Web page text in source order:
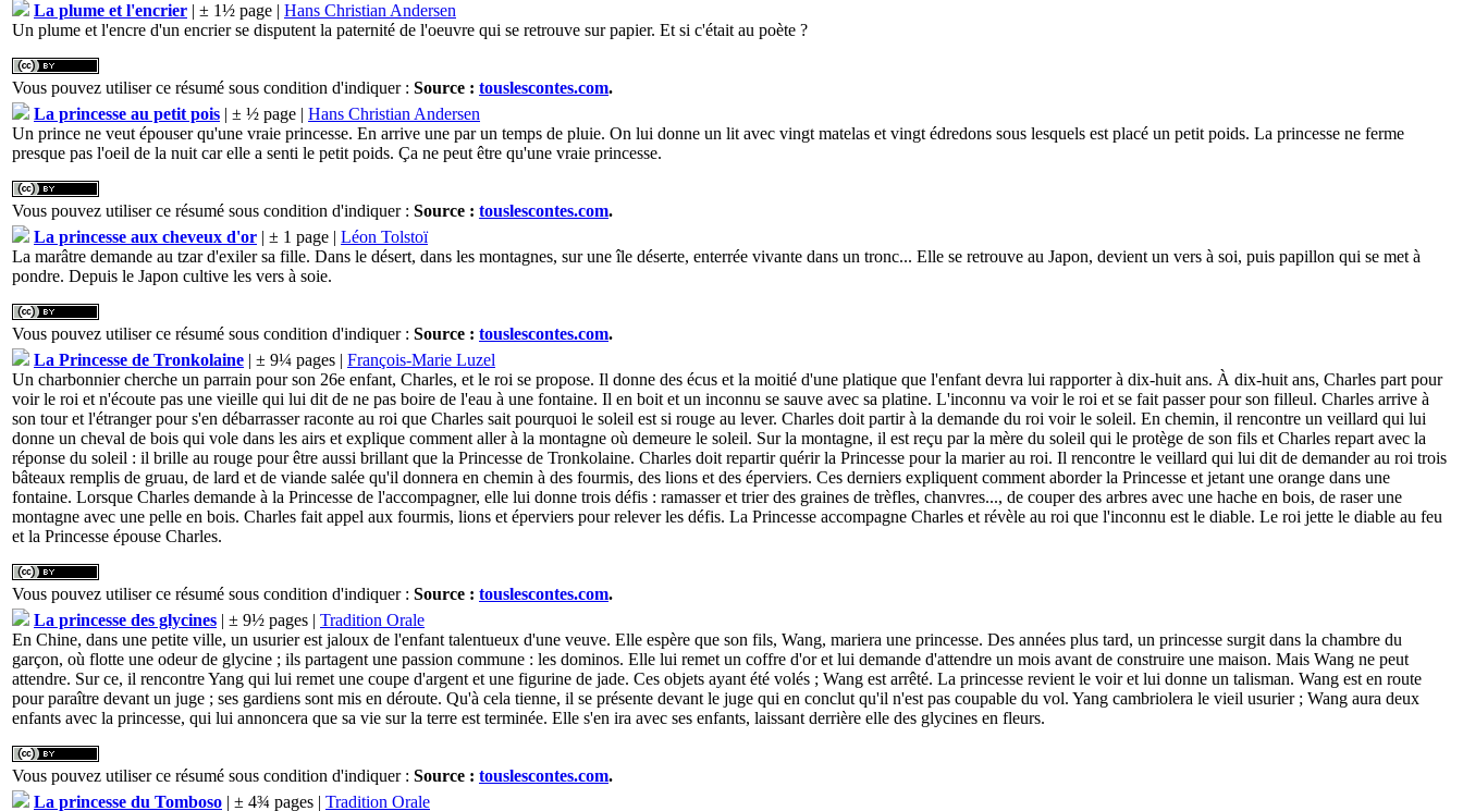
La plume et l'encrier | ± 1½ page | Hans Christian Andersen
Un plume et l'encre d'un encrier se disputent la paternité de l'oeuvre qui se retrouve sur papier. Et si c'était au poète ?
Vous pouvez utiliser ce résumé sous condition d'indiquer : Source : touslescontes.com.
La princesse au petit pois | ± ½ page | Hans Christian Andersen
Un prince ne veut épouser qu'une vraie princesse. En arrive une par un temps de pluie. On lui donne un lit avec vingt matelas et vingt édredons sous lesquels est placé un petit poids. La princesse ne ferme
presque pas l'oeil de la nuit car elle a senti le petit poids. Ça ne peut être qu'une vraie princesse.
Vous pouvez utiliser ce résumé sous condition d'indiquer : Source : touslescontes.com.
La princesse aux cheveux d'or | ± 1 page | Léon Tolstoï
La marâtre demande au tzar d'exiler sa fille. Dans le désert, dans les montagnes, sur une île déserte, enterrée vivante dans un tronc... Elle se retrouve au Japon, devient un vers à soi, puis papillon qui se met à
pondre. Depuis le Japon cultive les vers à soie.
Vous pouvez utiliser ce résumé sous condition d'indiquer : Source : touslescontes.com.
La Princesse de Tronkolaine | ± 9¼ pages | François-Marie Luzel
Un charbonnier cherche un parrain pour son 26e enfant, Charles, et le roi se propose. Il donne des écus et la moitié d'une platique que l'enfant devra lui rapporter à dix-huit ans. À dix-huit ans, Charles part pour
voir le roi et n'écoute pas une vieille qui lui dit de ne pas boire de l'eau à une fontaine. Il en boit et un inconnu se sauve avec sa platine. L'inconnu va voir le roi et se fait passer pour son filleul. Charles arrive à
son tour et l'étranger pour s'en débarrasser raconte au roi que Charles sait pourquoi le soleil est si rouge au lever. Charles doit partir à la demande du roi voir le soleil. En chemin, il rencontre un veillard qui lui
donne un cheval de bois qui vole dans les airs et explique comment aller à la montagne où demeure le soleil. Sur la montagne, il est reçu par la mère du soleil qui le protège de son fils et Charles repart avec la
réponse du soleil : il brille au rouge pour être aussi brillant que la Princesse de Tronkolaine. Charles doit repartir quérir la Princesse pour la marier au roi. Il rencontre le veillard qui lui dit de demander au roi trois
bâteaux remplis de gruau, de lard et de viande salée qu'il donnera en chemin à des fourmis, des lions et des éperviers. Ces derniers expliquent comment aborder la Princesse et jetant une orange dans une
fontaine. Lorsque Charles demande à la Princesse de l'accompagner, elle lui donne trois défis : ramasser et trier des graines de trèfles, chanvres..., de couper des arbres avec une hache en bois, de raser une
montagne avec une pelle en bois. Charles fait appel aux fourmis, lions et éperviers pour relever les défis. La Princesse accompagne Charles et révèle au roi que l'inconnu est le diable. Le roi jette le diable au feu
et la Princesse épouse Charles.
Vous pouvez utiliser ce résumé sous condition d'indiquer : Source : touslescontes.com.
La princesse des glycines | ± 9½ pages | Tradition Orale
En Chine, dans une petite ville, un usurier est jaloux de l'enfant talentueux d'une veuve. Elle espère que son fils, Wang, mariera une princesse. Des années plus tard, un princesse surgit dans la chambre du
garçon, où flotte une odeur de glycine ; ils partagent une passion commune : les dominos. Elle lui remet un coffre d'or et lui demande d'attendre un mois avant de construire une maison. Mais Wang ne peut
attendre. Sur ce, il rencontre Yang qui lui remet une coupe d'argent et une figurine de jade. Ces objets ayant été volés ; Wang est arrêté. La princesse revient le voir et lui donne un talisman. Wang est en route
pour paraître devant un juge ; ses gardiens sont mis en déroute. Qu'à cela tienne, il se présente devant le juge qui en conclut qu'il n'est pas coupable du vol. Yang cambriolera le vieil usurier ; Wang aura deux
enfants avec la princesse, qui lui annoncera que sa vie sur la terre est terminée. Elle s'en ira avec ses enfants, laissant derrière elle des glycines en fleurs.
Vous pouvez utiliser ce résumé sous condition d'indiquer : Source : touslescontes.com.
La princesse du Tomboso | ± 4¾ pages | Tradition Orale